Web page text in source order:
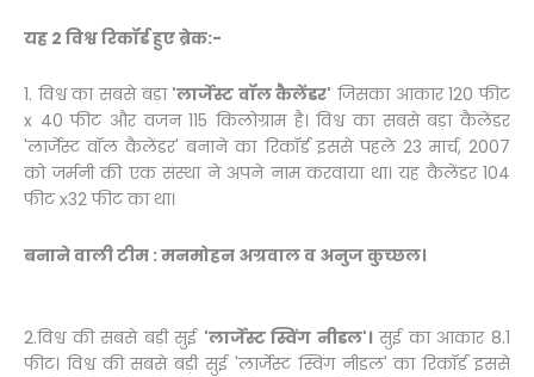
यह 2 विश्व रिकॉर्ड हुए ब्रेक:-
1. विश्व का सबसे बड़ा 'लार्जेस्ट वॉल कैलेंडर' जिसका आकार 120 फीट
x 40 फीट और वजन 115 किलोग्राम है। विश्व का सबसे बड़ा कैलेंडर
'लार्जेस्ट वॉल कैलेंडर' बनाने का रिकॉर्ड इससे पहले 23 मार्च, 2007
को जर्मनी की एक संस्था ने अपने नाम करवाया था। यह कैलेंडर 104
फीट x32 फीट का था।
बनाने वाली टीम : मनमोहन अग्रवाल व अनुज कुच्छल।
2.विश्व की सबसे बड़ी सुई 'लार्जेस्ट स्विंग नीडल'। सुई का आकार 8.1
फीट। विश्व की सबसे बड़ी सुई 'लार्जेस्ट स्विंग नीडल' का रिकॉर्ड इससे